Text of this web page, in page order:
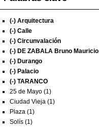
(-) Arquitectura
(-) Calle
(-) Circunvalación
(-) DE ZABALA Bruno Mauricio
(-) Durango
(-) Palacio
(-) TARANCO
25 de Mayo (1)
Ciudad Vieja (1)
Plaza (1)
Solís (1)